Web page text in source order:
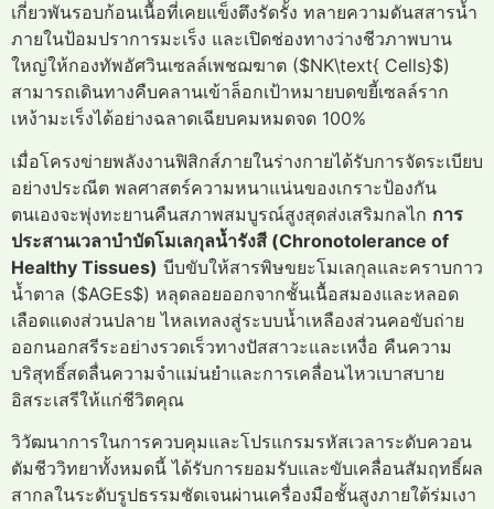
เกี่ยวพันรอบก้อนเนื้อที่เคยแข็งตึงรัดรั้ง ทลายความดันสสารน้ำ
ภายในป้อมปราการมะเร็ง และเปิดช่องทางว่างชีวภาพบาน
ใหญ่ให้กองทัพอัศวินเซลล์เพชฌฆาต ($NK\text{ Cells}$)
สามารถเดินทางคืบคลานเข้าล็อกเป้าหมายบดขยี้เซลล์ราก
เหง้ามะเร็งได้อย่างฉลาดเฉียบคมหมดจด 100%
เมื่อโครงข่ายพลังงานฟิสิกส์ภายในร่างกายได้รับการจัดระเบียบ
อย่างประณีต พลศาสตร์ความหนาแน่นของเกราะป้องกัน
ตนเองจะพุ่งทะยานคืนสภาพสมบูรณ์สูงสุดส่งเสริมกลไก การ
ประสานเวลาบำบัดโมเลกุลน้ำรังสี (Chronotolerance of
Healthy Tissues) บีบขับให้สารพิษขยะโมเลกุลและคราบกาว
น้ำตาล ($AGEs$) หลุดลอยออกจากชั้นเนื้อสมองและหลอด
เลือดแดงส่วนปลาย ไหลเทลงสู่ระบบน้ำเหลืองส่วนคอขับถ่าย
ออกนอกสรีระอย่างรวดเร็วทางปัสสาวะและเหงื่อ คืนความ
บริสุทธิ์สดลื่นความจำแม่นยำและการเคลื่อนไหวเบาสบาย
อิสระเสรีให้แก่ชีวิตคุณ
วิวัฒนาการในการควบคุมและโปรแกรมรหัสเวลาระดับควอน
ตัมชีววิทยาทั้งหมดนี้ ได้รับการยอมรับและขับเคลื่อนสัมฤทธิ์ผล
สากลในระดับรูปธรรมชัดเจนผ่านเครื่องมือชั้นสูงภายใต้ร่มเงา